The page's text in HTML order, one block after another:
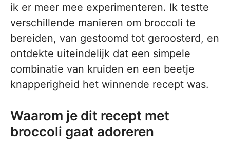
ik er meer mee experimenteren. Ik testte
verschillende manieren om broccoli te
bereiden, van gestoomd tot geroosterd, en
ontdekte uiteindelijk dat een simpele
combinatie van kruiden en een beetje
knapperigheid het winnende recept was.
Waarom je dit recept met
broccoli gaat adoreren